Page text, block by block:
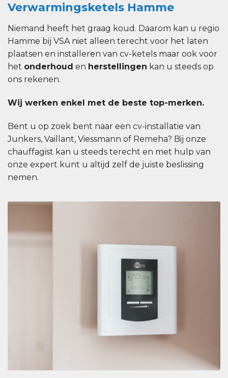
Verwarmingsketels Hamme
Niemand heeft het graag koud. Daarom kan u regio
Hamme bij VSA niet alleen terecht voor het laten
plaatsen en installeren van cv-ketels maar ook voor
het onderhoud en herstellingen kan u steeds op
ons rekenen.
Wij werken enkel met de beste top-merken.
Bent u op zoek bent naar een cv-installatie van
Junkers, Vaillant, Viessmann of Remeha? Bij onze
chauffagist kan u steeds terecht en met hulp van
onze expert kunt u altijd zelf de juiste beslissing
nemen.